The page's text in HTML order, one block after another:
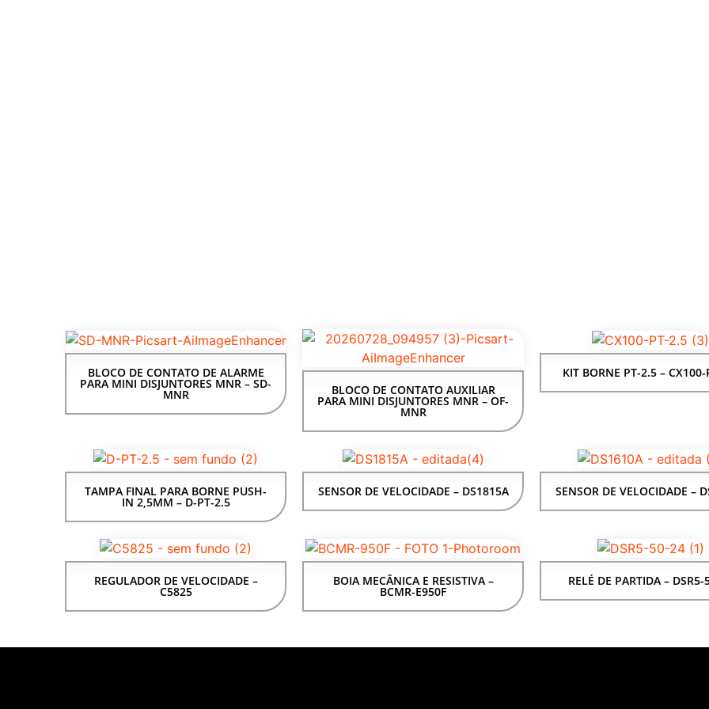
BLOCO DE CONTATO DE ALARME
PARA MINI DISJUNTORES MNR – SD-
MNR BLOCO DE CONTATO AUXILIAR
PARA MINI DISJUNTORES MNR – OF-
MNR
KIT BORNE PT-2.5 –
TAMPA FINAL PARA BORNE PUSH-
IN 2,5MM – D-PT-2.5
SENSOR DE VELOCIDADE – DS1815A SENSOR DE VELOCIDADE –
REGULADOR DE VELOCIDADE –
C5825
BOIA MECÂNICA E RESISTIVA –
BCMR-E950F
RELÉ DE PARTIDA –